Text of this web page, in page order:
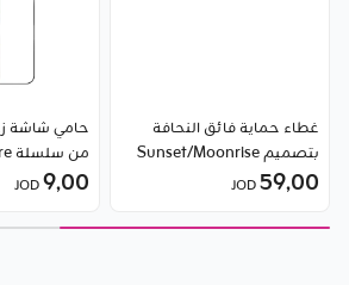
غطاء حماية فائق النحافة
بتصميم Sunset/Moonrise
59٫00 9٫00JOD